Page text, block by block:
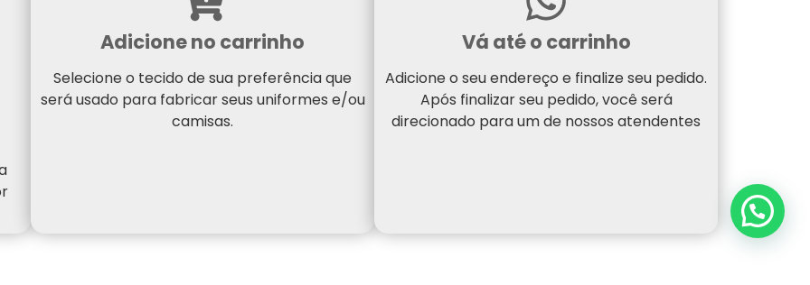
Adicione no carrinho
Selecione o tecido de sua preferência que
será usado para fabricar seus uniformes e/ou
camisas.
Vá até o carrinho
Adicione o seu endereço e finalize seu pedido.
Após finalizar seu pedido, você será
direcionado para um de nossos atendentes